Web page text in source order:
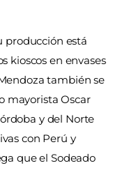
producción está
kioscos en envases
también se
mayorista Oscar
y del Norte
con Perú y
que el Sodeado